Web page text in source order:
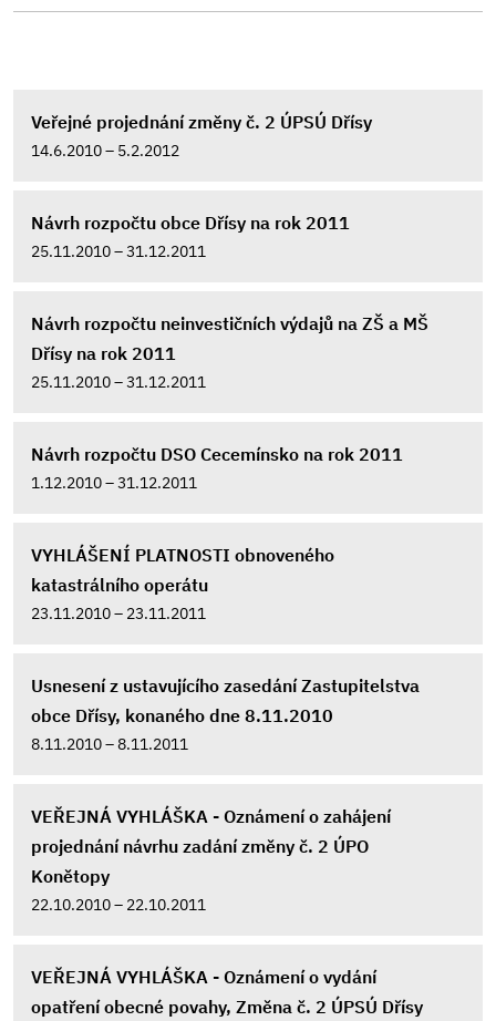
Veřejné projednání změny č. 2 ÚPSÚ Dřísy
14.6.2010 – 5.2.2012
Návrh rozpočtu obce Dřísy na rok 2011
25.11.2010 – 31.12.2011
Návrh rozpočtu neinvestičních výdajů na ZŠ a MŠ
Dřísy na rok 2011
25.11.2010 – 31.12.2011
Návrh rozpočtu DSO Cecemínsko na rok 2011
1.12.2010 – 31.12.2011
VYHLÁŠENÍ PLATNOSTI obnoveného
katastrálního operátu
23.11.2010 – 23.11.2011
Usnesení z ustavujícího zasedání Zastupitelstva
obce Dřísy, konaného dne 8.11.2010
8.11.2010 – 8.11.2011
VEŘEJNÁ VYHLÁŠKA - Oznámení o zahájení
projednání návrhu zadání změny č. 2 ÚPO
Konětopy
22.10.2010 – 22.10.2011
VEŘEJNÁ VYHLÁŠKA - Oznámení o vydání
opatření obecné povahy, Změna č. 2 ÚPSÚ Dřísy